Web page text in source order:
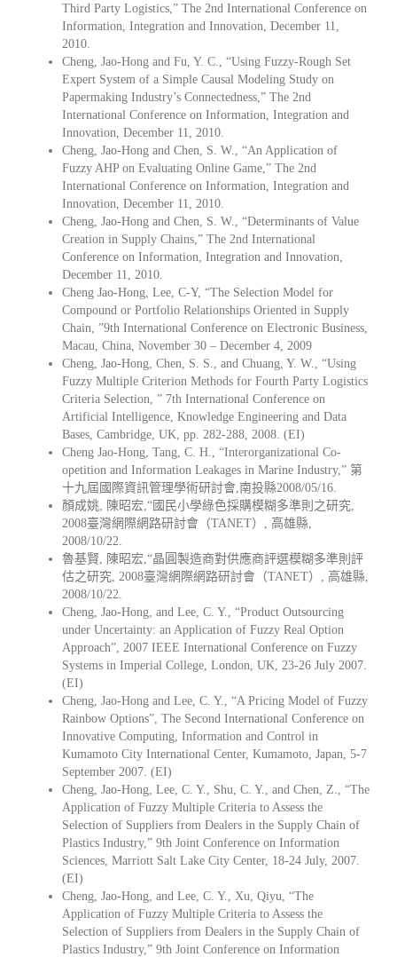
Third Party Logistics,” The 2nd International Conference on
Information, Integration and Innovation, December 11,
2010.
Cheng, Jao-Hong and Fu, Y. C., “Using Fuzzy-Rough Set
Expert System of a Simple Causal Modeling Study on
Papermaking Industry’s Connectedness,” The 2nd
International Conference on Information, Integration and
Innovation, December 11, 2010.
Cheng, Jao-Hong and Chen, S. W., “An Application of
Fuzzy AHP on Evaluating Online Game,” The 2nd
International Conference on Information, Integration and
Innovation, December 11, 2010.
Cheng, Jao-Hong and Chen, S. W., “Determinants of Value
Creation in Supply Chains,” The 2nd International
Conference on Information, Integration and Innovation,
December 11, 2010.
Cheng Jao-Hong, Lee, C-Y, “The Selection Model for
Compound or Portfolio Relationships Oriented in Supply
Chain, ”9th International Conference on Electronic Business,
Macau, China, November 30 – December 4, 2009
Cheng, Jao-Hong, Chen, S. S., and Chuang, Y. W., “Using
Fuzzy Multiple Criterion Methods for Fourth Party Logistics
Criteria Selection, ” 7th International Conference on
Artificial Intelligence, Knowledge Engineering and Data
Bases, Cambridge, UK, pp. 282-288, 2008. (EI)
Cheng Jao-Hong, Tang, C. H., “Interorganizational Co-
opetition and Information Leakages in Marine Industry,” 第
十九屆國際資訊管理學術研討會,南投縣2008/05/16.
顏成姚, 陳昭宏,“國民小學綠色採購模糊多準則之研究,
2008臺灣網際網路研討會（TANET）, 高雄縣,
2008/10/22.
魯基賢, 陳昭宏,“晶圓製造商對供應商評選模糊多準則評
估之研究, 2008臺灣網際網路研討會（TANET）, 高雄縣,
2008/10/22.
Cheng, Jao-Hong, and Lee, C. Y., “Product Outsourcing
under Uncertainty: an Application of Fuzzy Real Option
Approach”, 2007 IEEE International Conference on Fuzzy
Systems in Imperial College, London, UK, 23-26 July 2007.
(EI)
Cheng, Jao-Hong and Lee, C. Y., “A Pricing Model of Fuzzy
Rainbow Options”, The Second International Conference on
Innovative Computing, Information and Control in
Kumamoto City International Center, Kumamoto, Japan, 5-7
September 2007. (EI)
Cheng, Jao-Hong, Lee, C. Y., Shu, C. Y., and Chen, Z., “The
Application of Fuzzy Multiple Criteria to Assess the
Selection of Suppliers from Dealers in the Supply Chain of
Plastics Industry,” 9th Joint Conference on Information
Sciences, Marriott Salt Lake City Center, 18-24 July, 2007.
(EI)
Cheng, Jao-Hong, and Lee, C. Y., Xu, Qiyu, “The
Application of Fuzzy Multiple Criteria to Assess the
Selection of Suppliers from Dealers in the Supply Chain of
Plastics Industry,” 9th Joint Conference on Information